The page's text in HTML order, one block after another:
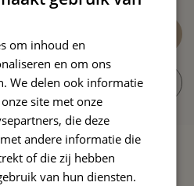
winkels
om inhoud en
en om ons
We delen ook informatie
site met onze
die deze
andere informatie die
of die zij hebben
van hun diensten.